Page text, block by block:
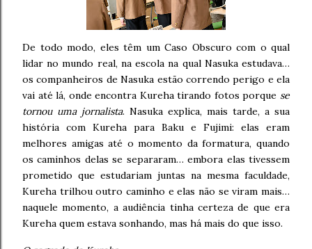
De todo modo, eles têm um Caso Obscuro com o qual
lidar no mundo real, na escola na qual Nasuka estudava…
os companheiros de Nasuka estão correndo perigo e ela
vai até lá, onde encontra Kureha tirando fotos porque se
tornou uma jornalista. Nasuka explica, mais tarde, a sua
história com Kureha para Baku e Fujimi: elas eram
melhores amigas até o momento da formatura, quando
os caminhos delas se separaram… embora elas tivessem
prometido que estudariam juntas na mesma faculdade,
Kureha trilhou outro caminho e elas não se viram mais…
naquele momento, a audiência tinha certeza de que era
Kureha quem estava sonhando, mas há mais do que isso.